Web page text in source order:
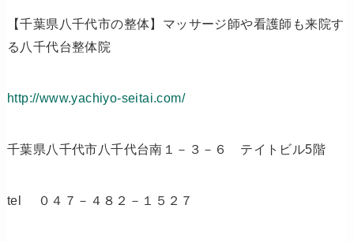
【千葉県八千代市の整体】マッサージ師や看護師も来院す
る八千代台整体院
http://www.yachiyo-seitai.com/
千葉県八千代市八千代台南１－３－６ テイトビル5階
tel ０４７－４８２－１５２７